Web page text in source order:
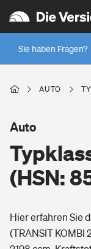
Sie haben Fragen?
Wer versichert
Regionalklassen:
Wer versichert
Wohnen
Freizeit
AUTO
(HSN:
Auto
Hier erfahren Sie
(TRANSIT KOMBI